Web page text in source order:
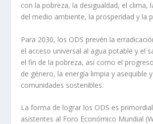
con la pobreza, la desigualdad, el clima,
del medio ambiente, la prosperidad y la
Para 2030, los ODS prevén la
el acceso universal al agua potable y el
el fin de la pobreza, así como el
de género, la energía limpia y asequible
comunidades sostenibles.
La forma de lograr los ODS es
asistentes al Foro Económico Mundial